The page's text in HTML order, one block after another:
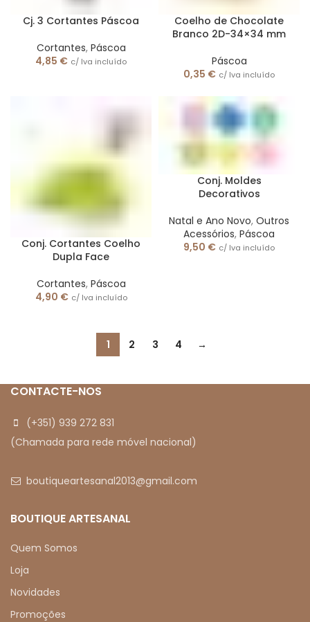
Cj. 3 Cortantes Páscoa
Cortantes, Páscoa
4,85 € c/ Iva incluído
Coelho de Chocolate
Branco 2D-34×34 mm
Páscoa
0,35 € c/ Iva incluído
Conj. Cortantes Coelho
Dupla Face
Cortantes, Páscoa
4,90 € c/ Iva incluído
Conj. Moldes
Decorativos
Natal e Ano Novo, Outros
Acessórios, Páscoa
9,50 € c/ Iva incluído
1 2 3 4 →
CONTACTE-NOS
(+351) 939 272 831
(Chamada para rede móvel nacional)
boutiqueartesanal2013@gmail.com
BOUTIQUE ARTESANAL
Quem Somos
Loja
Novidades
Promoções